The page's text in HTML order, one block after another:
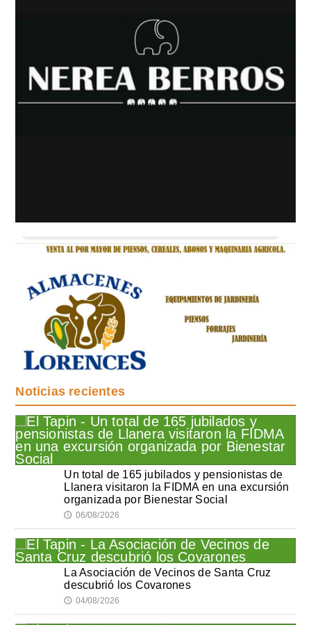
Noticias recientes
Un total de 165 jubilados y pensionistas de
Llanera visitaron la FIDMA en una excursión
organizada por Bienestar Social
🕔 06/08/2026
La Asociación de Vecinos de Santa Cruz
descubrió los Covarones
🕔 04/08/2026